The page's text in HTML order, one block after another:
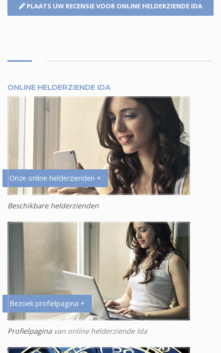
PLAATS UW RECENSIEVOOR ONLINE HELDERZIENDE IDA
ONLINE HELDERZIENDE IDA
Onze online helderzienden +
Beschikbare helderzienden
Bezoek profielpagina +
Profielpagina van online helderziende Ida